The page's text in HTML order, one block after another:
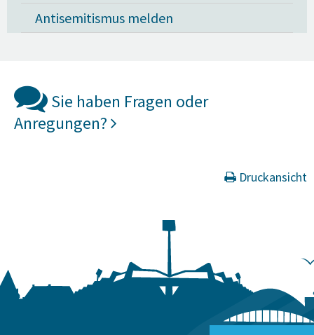
Antisemitismus melden
Sie haben Fragen oder
Anregungen?
Druckansicht